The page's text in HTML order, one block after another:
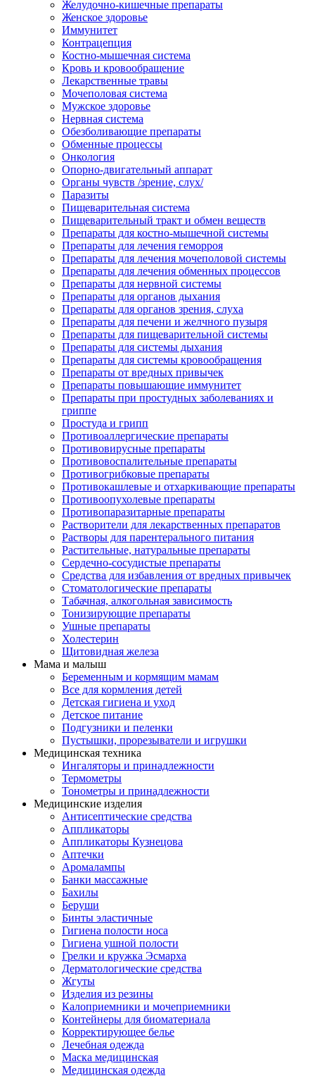
Желудочно-кишечные препараты
Женское здоровье
Иммунитет
Контрацепция
Костно-мышечная система
Кровь и кровообращение
Лекарственные травы
Мочеполовая система
Мужское здоровье
Нервная система
Обезболивающие препараты
Обменные процессы
Онкология
Опорно-двигательный аппарат
Органы чувств /зрение, слух/
Паразиты
Пищеварительная система
Пищеварительный тракт и обмен веществ
Препараты для костно-мышечной системы
Препараты для лечения геморроя
Препараты для лечения мочеполовой системы
Препараты для лечения обменных процессов
Препараты для нервной системы
Препараты для органов дыхания
Препараты для органов зрения, слуха
Препараты для печени и желчного пузыря
Препараты для пищеварительной системы
Препараты для системы дыхания
Препараты для системы кровообращения
Препараты от вредных привычек
Препараты повышающие иммунитет
Препараты при простудных заболеваниях и
гриппе
Простуда и грипп
Противоаллергические препараты
Противовирусные препараты
Противовоспалительные препараты
Противогрибковые препараты
Противокашлевые и отхаркивающие препараты
Противоопухолевые препараты
Противопаразитарные препараты
Растворители для лекарственных препаратов
Растворы для парентерального питания
Растительные, натуральные препараты
Сердечно-сосудистые препараты
Средства для избавления от вредных привычек
Стоматологические препараты
Табачная, алкогольная зависимость
Тонизирующие препараты
Ушные препараты
Холестерин
Щитовидная железа
Мама и малыш
Беременным и кормящим мамам
Все для кормления детей
Детская гигиена и уход
Детское питание
Подгузники и пеленки
Пустышки, прорезыватели и игрушки
Медицинская техника
Ингаляторы и принадлежности
Термометры
Тонометры и принадлежности
Медицинские изделия
Антисептические средства
Аппликаторы
Аппликаторы Кузнецова
Аптечки
Аромалампы
Банки массажные
Бахилы
Беруши
Бинты эластичные
Гигиена полости носа
Гигиена ушной полости
Грелки и кружка Эсмарха
Дерматологические средства
Жгуты
Изделия из резины
Калоприемники и мочеприемники
Контейнеры для биоматериала
Корректирующее белье
Лечебная одежда
Маска медицинская
Медицинская одежда